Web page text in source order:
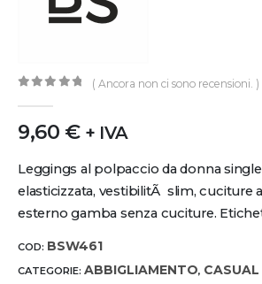
( Ancora non ci sono recensioni. )
9,60 € + IVA
Leggings al polpaccio da donna single
elasticizzata, vestibilitÃ slim, cuciture
esterno gamba senza cuciture.
COD: BSW461
CATEGORIE: ABBIGLIAMENTO, CASUAL